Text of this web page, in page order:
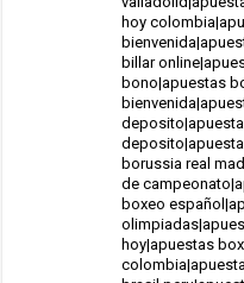
hoy
billar
bono|apuestas
borussia real
de
boxeo
hoy|apuestas